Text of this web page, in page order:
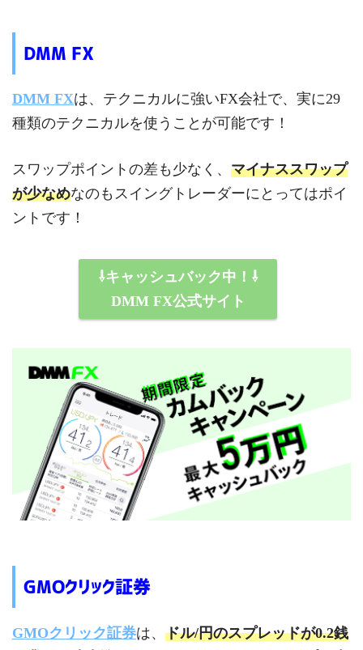
DMM FX
DMM FXは、テクニカルに強いFX会社で、実に29
種類のテクニカルを使うことが可能です！
スワップポイントの差も少なく、 マイナススワップ
が少なめなのもスイングトレーダーにとってはポイ
ントです！
⇩キャッシュバック中！⇩
DMM FX公式サイト
GMOクリック証券
GMOクリック証券は、 ドル/円のスプレッドが0.2銭